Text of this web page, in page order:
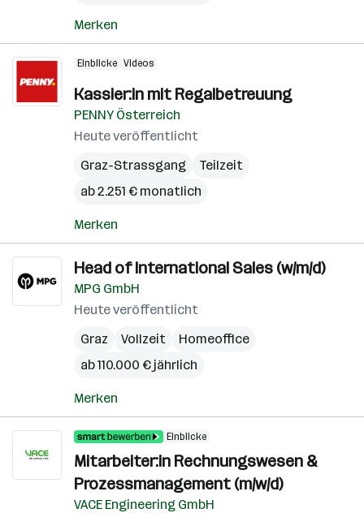
Merken
Einblicke Videos
Kassier:in mit Regalbetreuung
PENNY Österreich
Heute veröffentlicht
Graz-Strassgang
Teilzeit
ab 2.251 € monatlich
Merken
Head of International Sales (w/m/d)
MPG GmbH
Heute veröffentlicht
Graz
Vollzeit
Homeoffice
ab 110.000 € jährlich
Merken
Einblicke
Mitarbeiter:in Rechnungswesen &
Prozessmanagement (m/w/d)
VACE Engineering GmbH